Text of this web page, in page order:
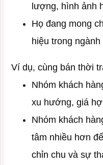
lượng, hình ảnh
Họ đang mong
hiệu trong
Ví dụ, cùng bán thời
Nhóm khách
xu hướng, giá
Nhóm khách
tâm nhiều hơn
chỉn chu và sự